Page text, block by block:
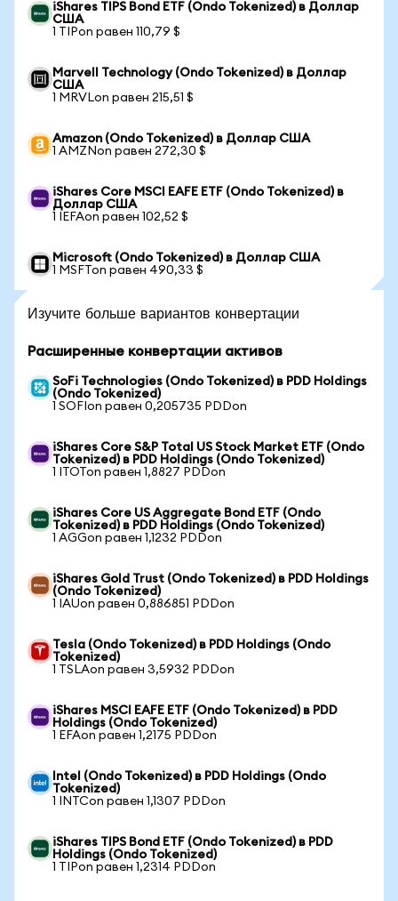
iShares TIPS Bond ETF (Ondo Tokenized) в Доллар
США
1 TIPon равен 110,79 $
Marvell Technology (Ondo Tokenized) в Доллар
США
1 MRVLon равен 215,51 $
Amazon (Ondo Tokenized) в Доллар США
1 AMZNon равен 272,30 $
iShares Core MSCI EAFE ETF (Ondo Tokenized) в
Доллар США
1 IEFAon равен 102,52 $
Microsoft (Ondo Tokenized) в Доллар США
1 MSFTon равен 490,33 $
Изучите больше вариантов конвертации
Расширенные конвертации активов
SoFi Technologies (Ondo Tokenized) в PDD Holdings
(Ondo Tokenized)
1 SOFIon равен 0,205735 PDDon
iShares Core S&P Total US Stock Market ETF (Ondo
Tokenized) в PDD Holdings (Ondo Tokenized)
1 ITOTon равен 1,8827 PDDon
iShares Core US Aggregate Bond ETF (Ondo
Tokenized) в PDD Holdings (Ondo Tokenized)
1 AGGon равен 1,1232 PDDon
iShares Gold Trust (Ondo Tokenized) в PDD Holdings
(Ondo Tokenized)
1 IAUon равен 0,886851 PDDon
Tesla (Ondo Tokenized) в PDD Holdings (Ondo
Tokenized)
1 TSLAon равен 3,5932 PDDon
iShares MSCI EAFE ETF (Ondo Tokenized) в PDD
Holdings (Ondo Tokenized)
1 EFAon равен 1,2175 PDDon
Intel (Ondo Tokenized) в PDD Holdings (Ondo
Tokenized)
1 INTCon равен 1,1307 PDDon
iShares TIPS Bond ETF (Ondo Tokenized) в PDD
Holdings (Ondo Tokenized)
1 TIPon равен 1,2314 PDDon